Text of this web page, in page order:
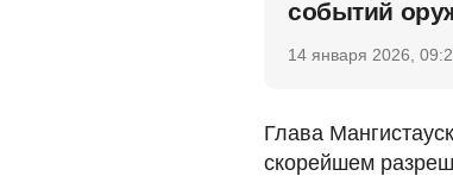
событий
14 января 2026,
Глава
скорейшем